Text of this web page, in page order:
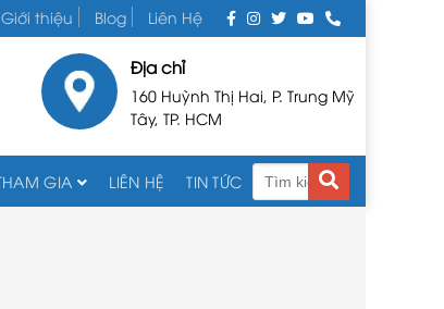
Giới thiệu Blog Liên Hệ
Địa chỉ
160 Huỳnh Thị Hai, P. Trung Mỹ
Tây, TP. HCM
GIA LIÊN HỆ TIN TỨC